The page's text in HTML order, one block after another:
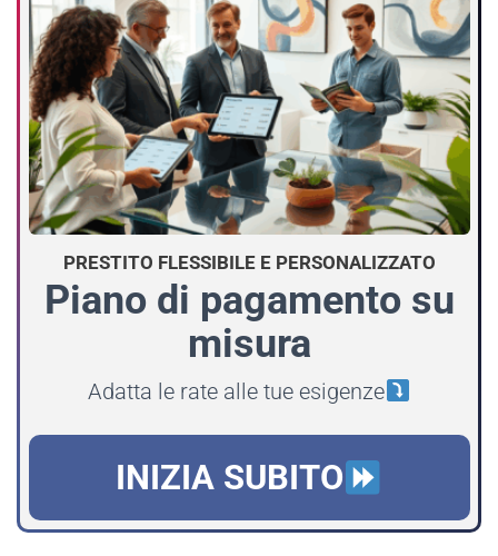
PRESTITO FLESSIBILE E PERSONALIZZATO
Piano di pagamento su
misura
Adatta le rate alle tue esigenze
INIZIA SUBITO